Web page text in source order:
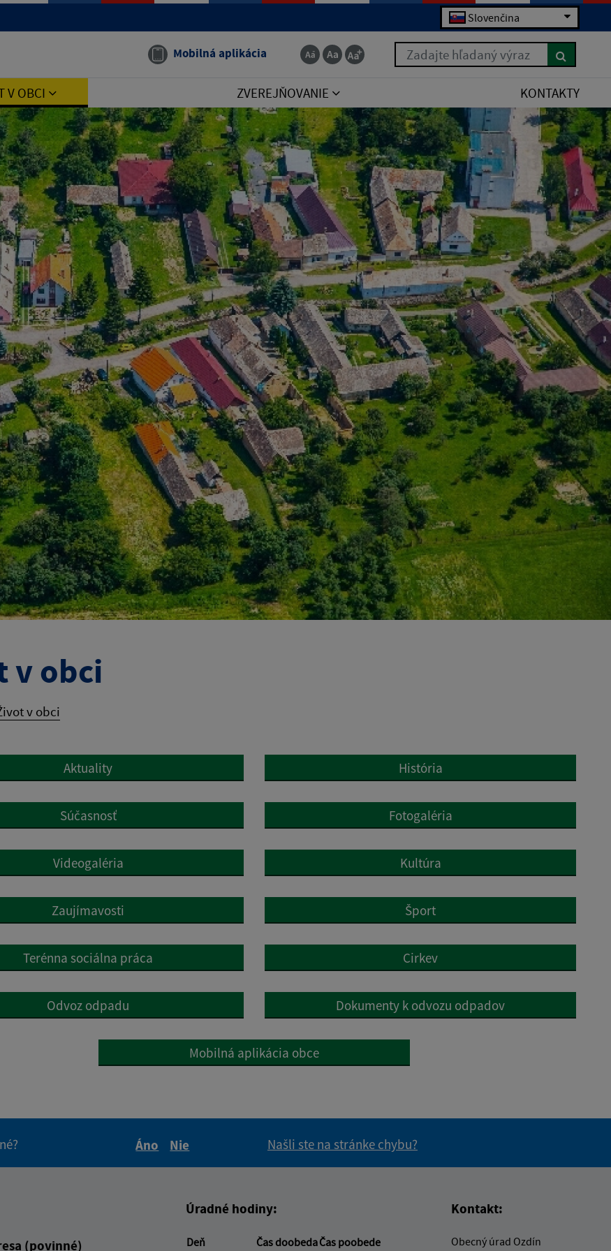
Slovenčina
Mobilná aplikácia Zadajte hľadaný výraz
V OBCI ZVEREJŇOVANIE KONTAKTY
v obci
v obci
Aktuality História
Súčasnosť Fotogaléria
Videogaléria Kultúra
Zaujímavosti Šport
Terénna sociálna práca Cirkev
Odvoz odpadu Dokumenty k odvozu odpadov
Mobilná aplikácia obce
Áno
Nie
Našli ste na stránke chybu?
(povinné)
Úradné hodiny:
Deň Čas doobedaČas poobede
Kontakt:
Obecný úrad Ozdín